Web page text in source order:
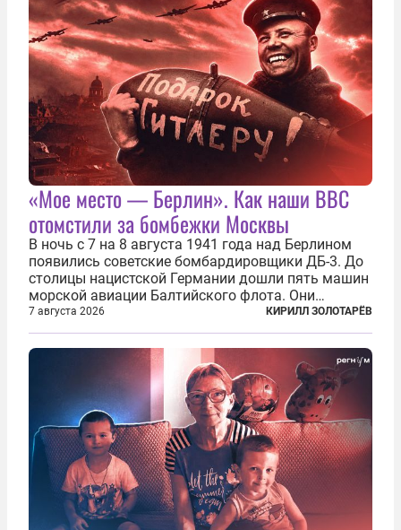
«Мое место — Берлин». Как наши ВВС
отомстили за бомбежки Москвы
В ночь с 7 на 8 августа 1941 года над Берлином
появились советские бомбардировщики ДБ-3. До
столицы нацистской Германии дошли пять машин
морской авиации Балтийского флота. Они
сбросили бомбы на город, который в тот момент
жил в полной уверенности, что война идет где-то
далеко на востоке, Красная...
7 августа 2026 КИРИЛЛ ЗОЛОТАРЁВ